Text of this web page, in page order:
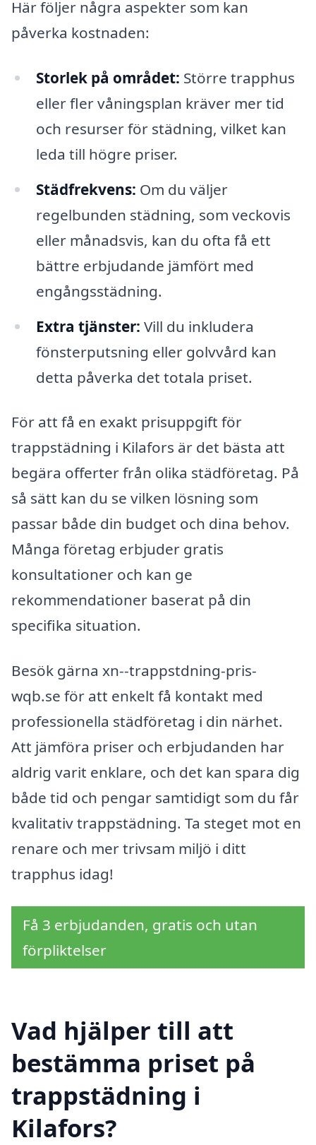
Här följer några aspekter som kan
påverka kostnaden:
Storlek på området: Större trapphus
eller fler våningsplan kräver mer tid
och resurser för städning, vilket kan
leda till högre priser.
Städfrekvens: Om du väljer
regelbunden städning, som veckovis
eller månadsvis, kan du ofta få ett
bättre erbjudande jämfört med
engångsstädning.
Extra tjänster: Vill du inkludera
fönsterputsning eller golvvård kan
detta påverka det totala priset.
För att få en exakt prisuppgift för
trappstädning i Kilafors är det bästa att
begära offerter från olika städföretag. På
så sätt kan du se vilken lösning som
passar både din budget och dina behov.
Många företag erbjuder gratis
konsultationer och kan ge
rekommendationer baserat på din
specifika situation.
Besök gärna xn--trappstdning-pris-
wqb.se för att enkelt få kontakt med
professionella städföretag i din närhet.
Att jämföra priser och erbjudanden har
aldrig varit enklare, och det kan spara dig
både tid och pengar samtidigt som du får
kvalitativ trappstädning. Ta steget mot en
renare och mer trivsam miljö i ditt
trapphus idag!
Få 3 erbjudanden, gratis och utan
förpliktelser
Vad hjälper till att
bestämma priset på
trappstädning i
Kilafors?